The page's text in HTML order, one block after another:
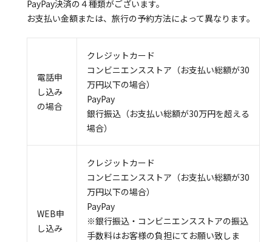
PayPay決済の４種類がございます。
お支払い金額または、旅行の予約方法によって異なります。
電話申
し込み
の場合
クレジットカード
コンビニエンスストア（お支払い総額が30
万円以下の場合）
PayPay
銀行振込（お支払い総額が30万円を超える
場合）
WEB申
し込み
クレジットカード
コンビニエンスストア（お支払い総額が30
万円以下の場合）
PayPay
※銀行振込・コンビニエンスストアの振込
手数料はお客様の負担にてお願い致しま